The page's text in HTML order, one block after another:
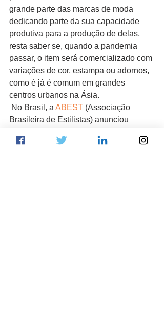
grande parte das marcas de moda
dedicando parte da sua capacidade
produtiva para a produção de delas,
resta saber se, quando a pandemia
passar, o item será comercializado com
variações de cor, estampa ou adornos,
como é já é comum em grandes
centros urbanos na Ásia.
No Brasil, a ABEST (Associação
Brasileira de Estilistas) anunciou
do atacado e do varejo. Estilistas e